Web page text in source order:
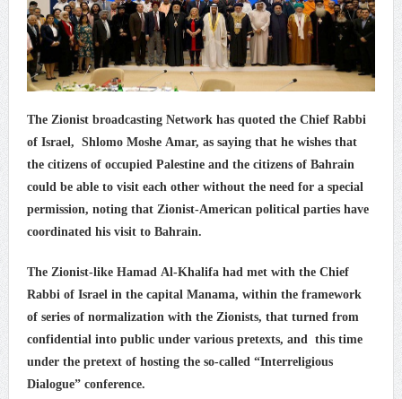
مقال: عاشوراء البحرين… ميدان جهاد بالكلمة
طاغوتيّتكم
انطلاق المحادثات الإيرانيّة- الأمريكيّة في سويسرا
ممارسة الشعائر الحسينيّة هو في حقيقته محاربة لقضيّة
الإمام الحسين «ع»
لجنة مراسم الوداع والتشييع ومواراة الجثمان للإمام الشهيد
السيّد علي الحسيني الخامنئي تنشر تفاصيل التشييع في
إيران والعراق
The Zionist broadcasting Network has quoted the Chief Rabbi
of Israel, Shlomo Moshe Amar, as saying that he wishes that
the citizens of occupied Palestine and the citizens of Bahrain
could be able to visit each other without the need for a special
permission, noting that Zionist-American political parties have
coordinated his visit to Bahrain.
The Zionist-like Hamad Al-Khalifa had met with the Chief
Rabbi of Israel in the capital Manama, within the framework
of series of normalization with the Zionists, that turned from
confidential into public under various pretexts, and this time
under the pretext of hosting the so-called “Interreligious
Dialogue” conference.